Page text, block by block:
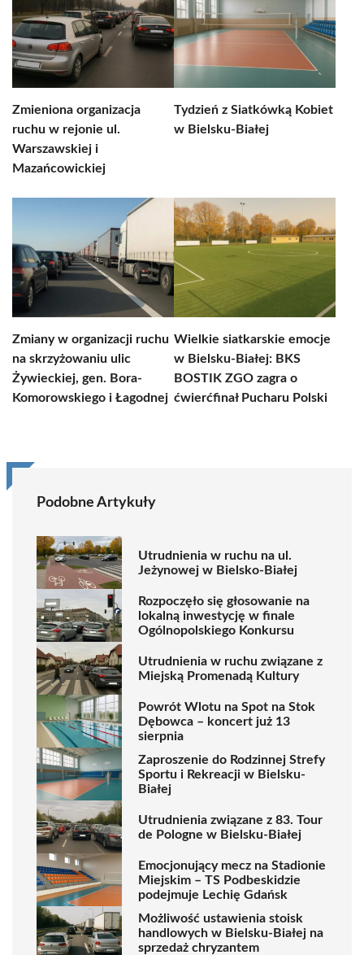
Zmieniona organizacja
ruchu w rejonie ul.
Warszawskiej i
Mazańcowickiej
Tydzień z Siatkówką Kobiet
w Bielsku-Białej
Zmiany w organizacji ruchu
na skrzyżowaniu ulic
Żywieckiej, gen. Bora-
Komorowskiego i Łagodnej
Wielkie siatkarskie emocje
w Bielsku-Białej: BKS
BOSTIK ZGO zagra o
ćwierćfinał Pucharu Polski
Podobne Artykuły
Utrudnienia w ruchu na ul.
Jeżynowej w Bielsko-Białej
Rozpoczęło się głosowanie na
lokalną inwestycję w finale
Ogólnopolskiego Konkursu
Utrudnienia w ruchu związane z
Miejską Promenadą Kultury
Powrót Wlotu na Spot na Stok
Dębowca – koncert już 13
sierpnia
Zaproszenie do Rodzinnej Strefy
Sportu i Rekreacji w Bielsku-
Białej
Utrudnienia związane z 83. Tour
de Pologne w Bielsku-Białej
Emocjonujący mecz na Stadionie
Miejskim – TS Podbeskidzie
podejmuje Lechię Gdańsk
Możliwość ustawienia stoisk
handlowych w Bielsku-Białej na
sprzedaż chryzantem